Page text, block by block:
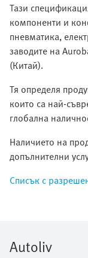
Тази
компоненти и
пневматика,
заводите на
(Китай).
Тя определя
които са най-
глобална
Наличието на
допълнителни
Списък с
Autoliv